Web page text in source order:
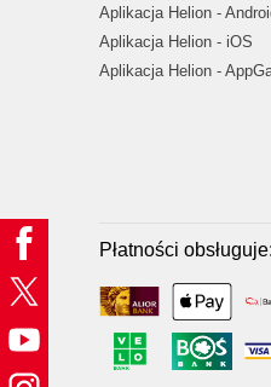
Aplikacja Helion -
Aplikacja Helion - iOS
Aplikacja Helion -
Płatności obsługuje: